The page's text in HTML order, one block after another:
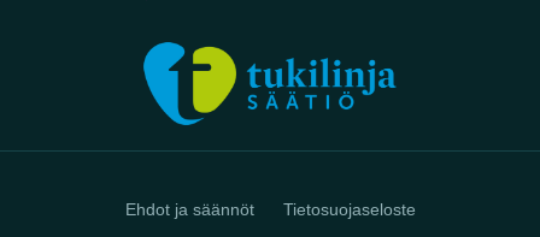
Ehdot ja säännöt Tietosuojaseloste